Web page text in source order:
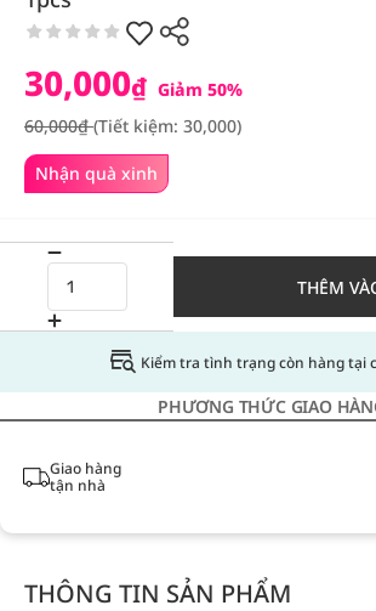
Nhận quà xinh
30,000₫ Giảm 50%
60,000₫(Tiết kiệm: 30,000)
THÊM
Kiểm tra tình trạng còn hàng tại
PHƯƠNG THỨC GIAO
Giao hàng
tận nhà
THÔNG TIN SẢN PHẨM